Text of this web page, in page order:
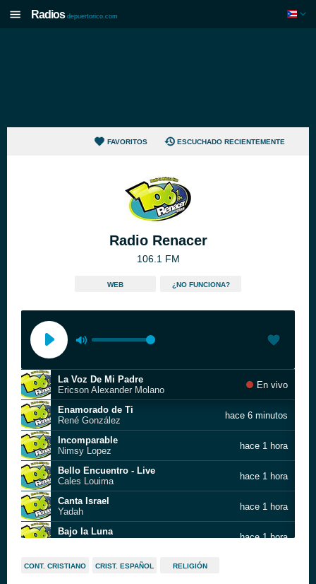
Radios depuertorico.com
FAVORITOS ESCUCHADO RECIENTEMENTE
Radio Renacer
106.1 FM
WEB ¿NO FUNCIONA?
La Voz De Mi Padre
Ericson Alexander Molano
En vivo
Enamorado de Ti
René González
hace 6 minutos
Incomparable
Nimsy Lopez
hace 1 hora
Bello Encuentro - Live
Cales Louima
hace 1 hora
Canta Israel
Yadah
hace 1 hora
Bajo la Luna
hace 1 hora
De Repente
CONT. CRISTIANO CRIST. ESPAÑOL RELIGIÓN